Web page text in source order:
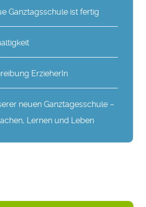
Ganztagsschule ist fertig
ErzieherIn
neuen Ganztagesschule –
Lernen und Leben